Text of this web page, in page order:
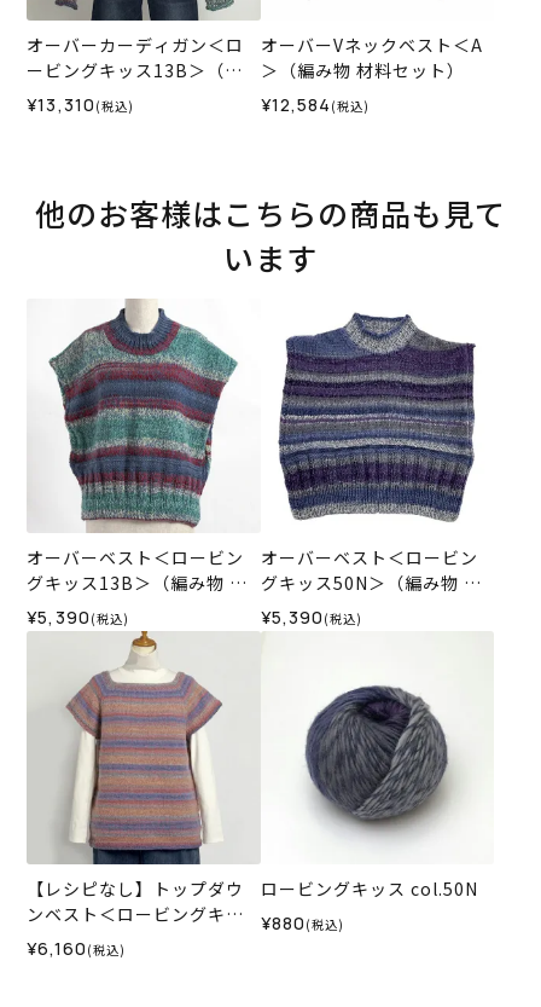
オーバーカーディガン＜ロ
ービングキッス13B＞（編
み物 材料セット）
¥13,310 (税込)
オーバーVネックベスト＜A
＞（編み物 材料セット）
¥12,584 (税込)
他のお客様はこちらの商品も見て
います
オーバーベスト＜ロービン
グキッス13B＞（編み物 材
料セット）
¥5,390 (税込)
オーバーベスト＜ロービン
グキッス50N＞（編み物 材
料セット）
¥5,390 (税込)
【レシピなし】トップダウ
ンベスト＜ロービングキッ
ス58P＞（編み物 材料セッ
ト）
¥6,160 (税込)
ロービングキッス col.50N
¥880 (税込)